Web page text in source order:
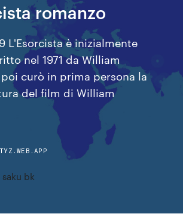
romanzo
L'Esorcista è inizialmente
nel 1971 da William
curò in prima persona la
del film di William
bk